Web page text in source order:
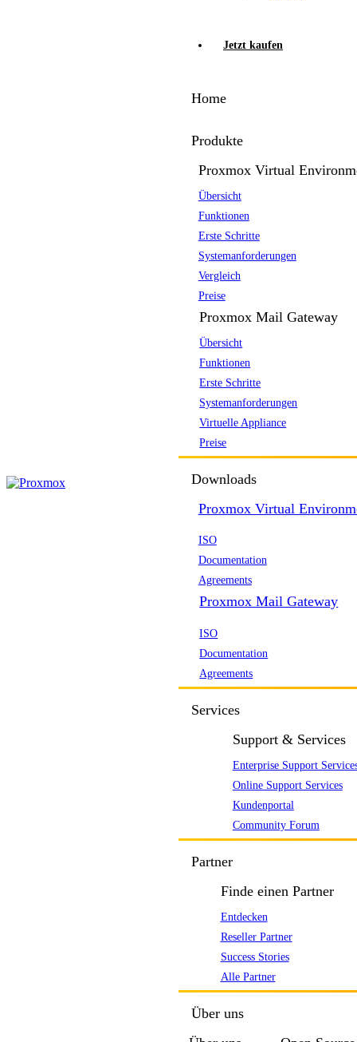
Jetzt kaufen
Home
Produkte
Proxmox Virtual
Übersicht
Funktionen
Erste Schritte
Systemanforderungen
Vergleich
Preise
Proxmox Mail Gateway
Übersicht
Funktionen
Erste Schritte
Systemanforderungen
Virtuelle Appliance
Preise
Downloads
Proxmox Virtual
ISO
Documentation
Agreements
Proxmox Mail Gateway
ISO
Documentation
Agreements
Services
Support & Services
Enterprise Support
Online Support Services
Kundenportal
Community Forum
Partner
Finde einen Partner
Entdecken
Reseller Partner
Success Stories
Alle Partner
Über uns